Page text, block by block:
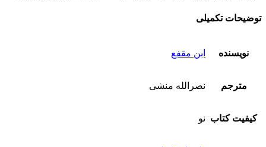
توضیحات تکمیلی
نویسنده ابن مقفع
مترجم نصرالله منشی
کیفیت کتاب نو